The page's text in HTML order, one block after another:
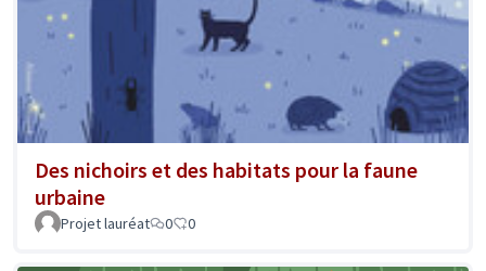
Des nichoirs et des habitats pour la faune
urbaine
Projet lauréat 0 0